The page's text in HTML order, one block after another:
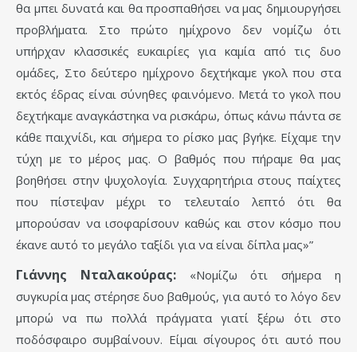
θα μπει δυνατά και θα προσπαθήσει να μας δημιουργήσει
προβλήματα. Στο πρώτο ημίχρονο δεν νομίζω ότι
υπήρχαν κλασσικές ευκαιρίες για καμία από τις δυο
ομάδες, Στο δεύτερο ημίχρονο δεχτήκαμε γκολ που στα
εκτός έδρας είναι σύνηθες φαινόμενο. Μετά το γκολ που
δεχτήκαμε αναγκάστηκα να ρισκάρω, όπως κάνω πάντα σε
κάθε παιχνίδι, και σήμερα το ρίσκο μας βγήκε. Είχαμε την
τύχη με το μέρος μας. Ο βαθμός που πήραμε θα μας
βοηθήσει στην ψυχολογία. Συγχαρητήρια στους παίχτες
που πίστεψαν μέχρι το τελευταίο λεπτό ότι θα
μπορούσαν να ισοφαρίσουν καθώς και στον κόσμο που
έκανε αυτό το μεγάλο ταξίδι για να είναι δίπλα μας»”
Γιάννης Νταλακούρας:«Νομίζω ότι σήμερα η
συγκυρία μας στέρησε δυο βαθμούς, για αυτό το λόγο δεν
μπορώ να πω πολλά πράγματα γιατί ξέρω ότι στο
ποδόσφαιρο συμβαίνουν. Είμαι σίγουρος ότι αυτό που